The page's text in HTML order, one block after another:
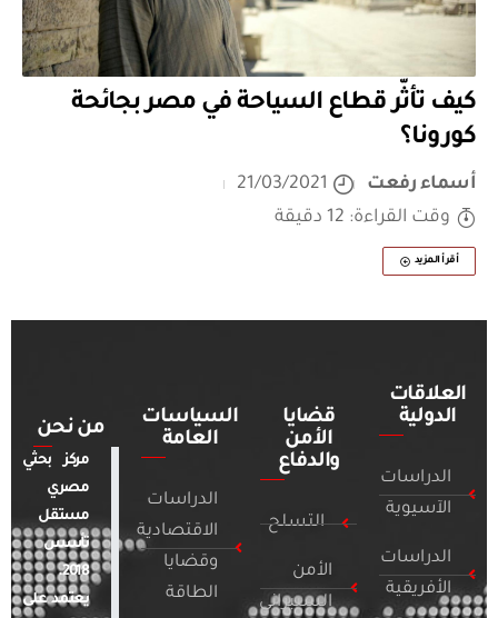
كيف تأثّر قطاع السياحة في مصر بجائحة
كورونا؟
أسماء رفعت
21/03/2021
وقت القراءة: 12 دقيقة
أقرأ المزيد
العلاقات
الدولية
الدراسات
الآسيوية
الدراسات
الأفريقية
قضايا
الأمن
والدفاع
التسلح
الأمن
السيبراني
السياسات
العامة
الدراسات
الاقتصادية
وقضايا
الطاقة
من نحن
مركز بحثي
مصري
مستقل
تأسس
2018.
يعتمد على